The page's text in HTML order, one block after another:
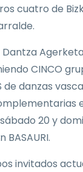
cuatro de
Dantza
CINCO
de danzas
20 y
invitados